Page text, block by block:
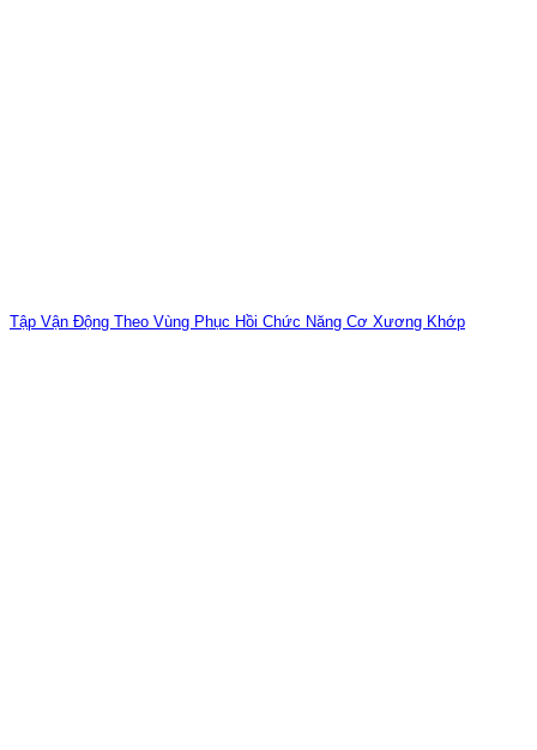
Tập Vận Động Theo Vùng Phục Hồi Chức Năng Cơ Xương Khớp